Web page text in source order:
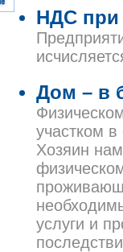
НДС при
Дом – в
участком
Хозяин
услуги и